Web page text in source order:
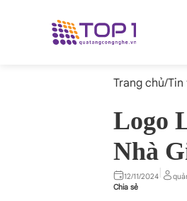
Trang chủ/Tin
Logo
Nhà
12/11/2024|
Chia sẻ